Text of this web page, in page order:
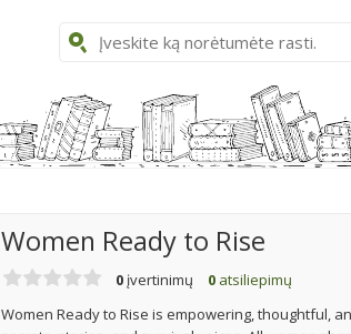
Women Ready to Rise
0 įvertinimų 0 atsiliepimų
Women Ready to Rise is empowering, thoughtful,